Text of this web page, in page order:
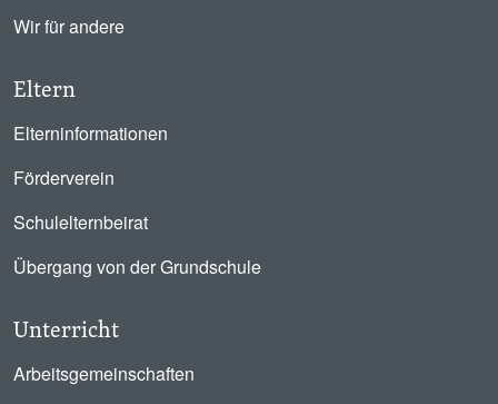
Wir für andere
Eltern
Elterninformationen
Förderverein
Schulelternbeirat
Übergang von der Grundschule
Unterricht
Arbeitsgemeinschaften